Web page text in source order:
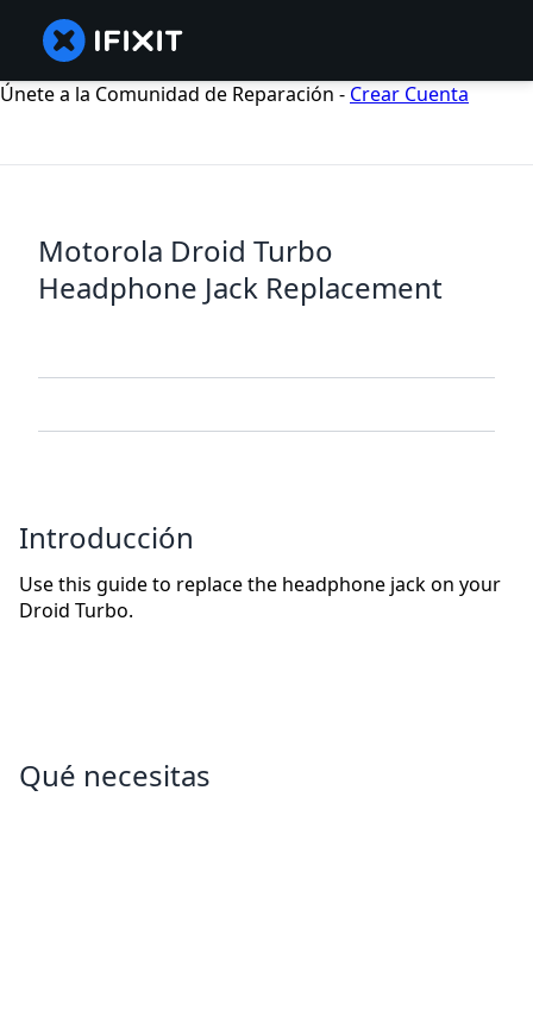
Únete a la Comunidad de Reparación - Crear Cuenta
Motorola Droid Turbo
Headphone Jack Replacement
Introducción
Use this guide to replace the headphone jack on your
Droid Turbo.
Qué necesitas